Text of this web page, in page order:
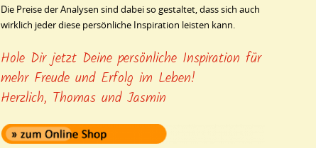
Die Preise der Analysen sind dabei so gestaltet, dass sich auch
wirklich jeder diese persönliche Inspiration leisten kann.
Hole Dir jetzt Deine persönliche Inspiration für
mehr Freude und Erfolg im Leben!
Herzlich, Thomas und Jasmin